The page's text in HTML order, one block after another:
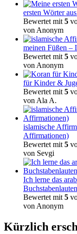
ersten Wörter
Bewertet mit 5
von Anonym
meinen Füßen –
Bewertet mit 5
von Anonym
für Kinder &
Bewertet mit 5
von Ala A.
islamische
Affirmationen)
Bewertet mit 5
von Sevgi
Ich lerne das
Bewertet mit 5
von Anonym
Kürzlich